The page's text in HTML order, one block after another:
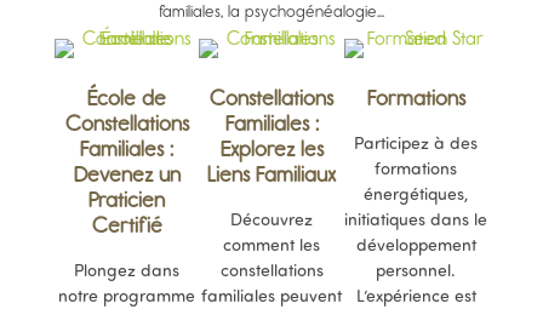
familiales, la psychogénéalogie...
École de
Constellations
Familiales :
Devenez un
Praticien
Certifié
Plongez dans
notre programme
Constellations
Familiales :
Explorez les
Liens Familiaux
Découvrez
comment les
constellations
familiales peuvent
Formations
Participez à des
formations
énergétiques,
initiatiques dans le
développement
personnel.
L’expérience est